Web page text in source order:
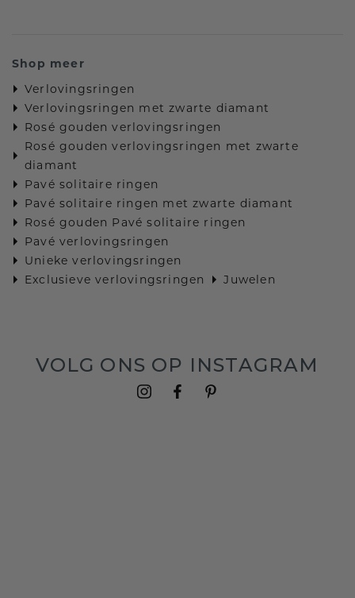
Shop meer
Verlovingsringen
Verlovingsringen met zwarte diamant
Rosé gouden verlovingsringen
Rosé gouden verlovingsringen met zwarte
diamant
Pavé solitaire ringen
Pavé solitaire ringen met zwarte diamant
Rosé gouden Pavé solitaire ringen
Pavé verlovingsringen
Unieke verlovingsringen
Exclusieve verlovingsringen
Juwelen
VOLG ONS OP INSTAGRAM